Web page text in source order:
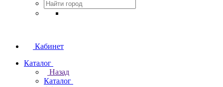
Кабинет
Каталог
Назад
Каталог